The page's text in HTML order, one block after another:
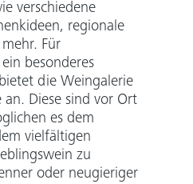
verschiedene
regionale
Für
besonderes
die Weingalerie
an. Diese sind vor Ort
es dem
vielfältigen
zu
oder neugieriger